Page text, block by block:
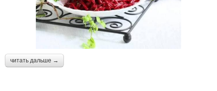
читать дальше →